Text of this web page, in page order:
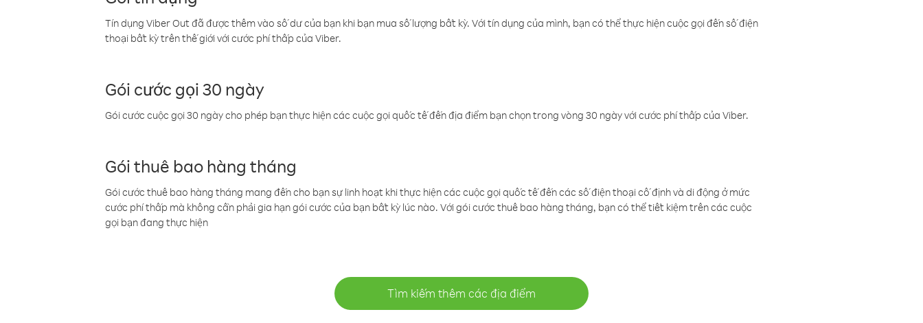
Tín dụng Viber Out đã được thêm vào số dư của bạn khi bạn mua số lượng bất kỳ. Với tín dụng của mình, bạn có thể thực hiện cuộc gọi đến số điện
thoại bất kỳ trên thế giới với cước phí thấp của Viber.
Gói cước gọi 30 ngày
Gói cước cuộc gọi 30 ngày cho phép bạn thực hiện các cuộc gọi quốc tế đến địa điểm bạn chọn trong vòng 30 ngày với cước phí thấp của Viber.
Gói thuê bao hàng tháng
Gói cước thuê bao hàng tháng mang đến cho bạn sự linh hoạt khi thực hiện các cuộc gọi quốc tế đến các số điện thoại cố định và di động ở mức
cước phí thấp mà không cần phải gia hạn gói cước của bạn bất kỳ lúc nào. Với gói cước thuê bao hàng tháng, bạn có thể tiết kiệm trên các cuộc
gọi bạn đang thực hiện
Tìm kiếm thêm các địa điểm